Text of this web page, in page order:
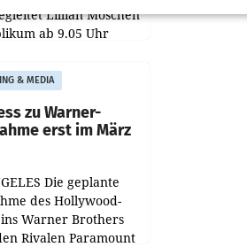
Lillian Moschen
ab 9.05 Uhr
Die Sendung
der Dokumentation
Grafenegg
& MEDIA
zu Warner-
erst im März
Die geplante
des Hollywood-
Warner Brothers
Rivalen Paramount